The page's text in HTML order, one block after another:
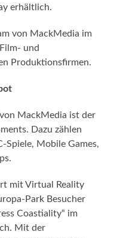
erhältlich.
von MackMedia im
und
Produktionsfirmen.
MackMedia ist der
Dazu zählen
Spiele, Mobile Games,
mit Virtual Reality
Park Besucher
Coastiality“ im
Mit der